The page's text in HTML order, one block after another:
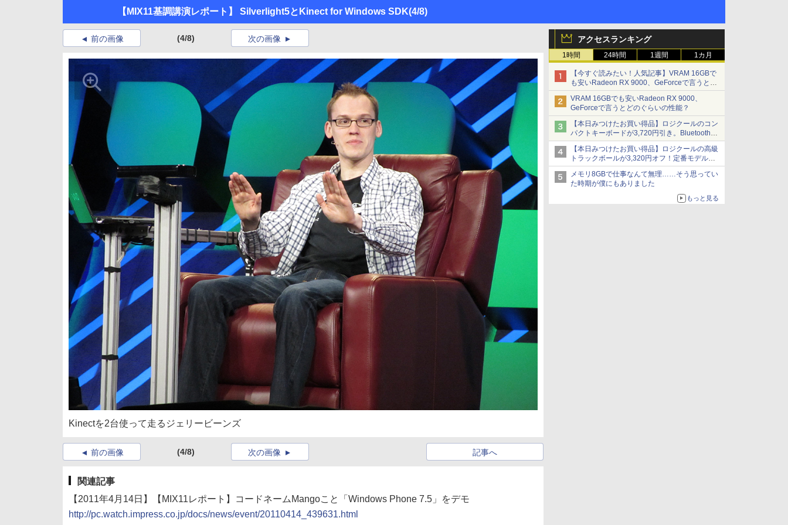
【MIX11基調講演レポート】 Silverlight5とKinect for Windows SDK(4/8)
アクセスランキング
1時間 24時間 1週間 1カ月
【今すぐ読みたい！人気記事】VRAM 16GBで
も安いRadeon RX 9000、GeForceで言うとど
のぐらいの性能？ - PC Watch
VRAM 16GBでも安いRadeon RX 9000、
GeForceで言うとどのぐらいの性能？
【本日みつけたお買い得品】ロジクールのコン
パクトキーボードが3,720円引き。Bluetoothで3
台接続対応
【本日みつけたお買い得品】ロジクールの高級
トラックボールが3,320円オフ！定番モデルも
5,280円に割引中
メモリ8GBで仕事なんて無理……そう思ってい
た時期が僕にもありました
もっと見る
前の画像 (4/8) 次の画像
Kinectを2台使って走るジェリービーンズ
前の画像 (4/8) 記事へ
次の画像
関連記事
【2011年4月14日】【MIX11レポート】コードネームMangoこと「Windows Phone 7.5」をデモ
http://pc.watch.impress.co.jp/docs/news/event/20110414_439631.html